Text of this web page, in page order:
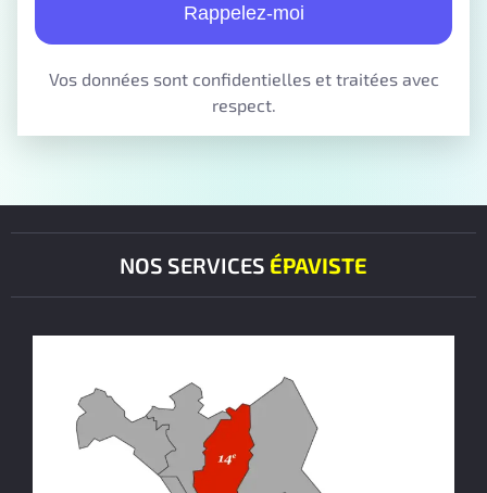
Rappelez-moi
Vos données sont confidentielles et traitées avec
respect.
NOS SERVICES ÉPAVISTE